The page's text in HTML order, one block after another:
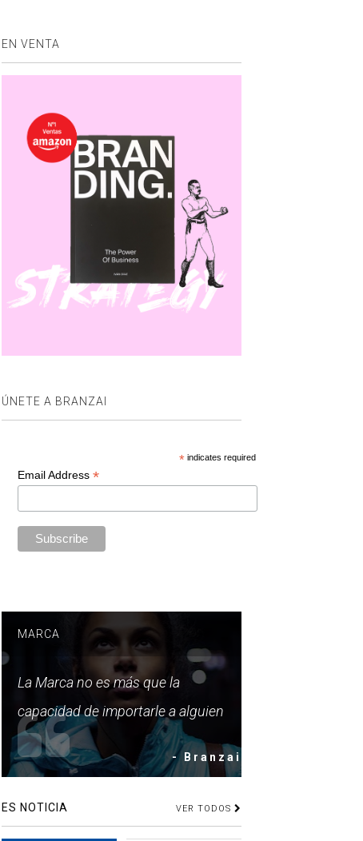
EN VENTA
ÚNETE A BRANZAI
*indicates required
Email Address *
MARCA
La Marca no es más que la
capacidad de importarle a alguien
- Branzai
ES NOTICIA VER TODOS